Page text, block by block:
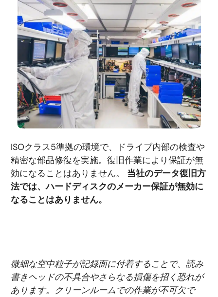
ISOクラス5準拠の環境で、ドライブ内部の検査や
精密な部品修復を実施。復旧作業により保証が無
効になることはありません。 当社のデータ復旧方
法では、ハードディスクのメーカー保証が無効に
なることはありません。
微細な空中粒子が記録面に付着することで、読み
書きヘッドの不具合やさらなる損傷を招く恐れが
あります。クリーンルームでの作業が不可欠で